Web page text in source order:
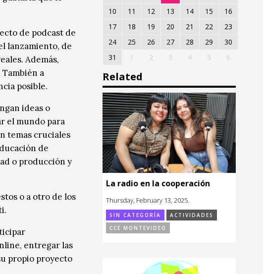
de podcast de
lanzamiento, de
Además,
a
posible.
ideas o
el mundo para
temas cruciales
de
o producción y
o a otro de los
entregar las
propio proyecto
10
11 12 13 14 15
16
17
18 19 20 21 22
23
24
25 26 27 28 29
30
31
1 2 3 4 5 6
Related
La radio en la cooperación
Thursday, February 13, 2025.
SIN CATEGORÍA
ACTIVIDADES
CCE MONTEVIDEO